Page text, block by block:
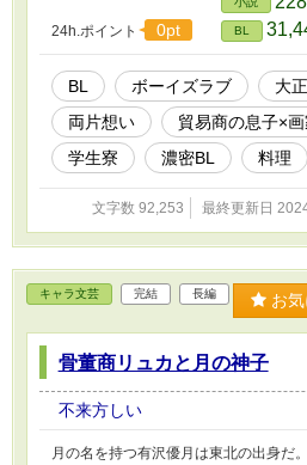
校生になり、学生寮に入った。同室に
会った幸一だった。彼の大人になった
唇を合わせた日のことを思い出す。同
なかったのだと、心にわだかまりがで
24h.ポイント 0pt BL
BL ボーイズラブ 大
両片想い
貿易商の息子×
学生寮
濃密BL 料理
文字数 92,253 最終更新日
キャラ文芸 完結 長編 お
骨董商リュカと月の神子
不来方しい
月の名を持つ有沢優月は東北の出身だ